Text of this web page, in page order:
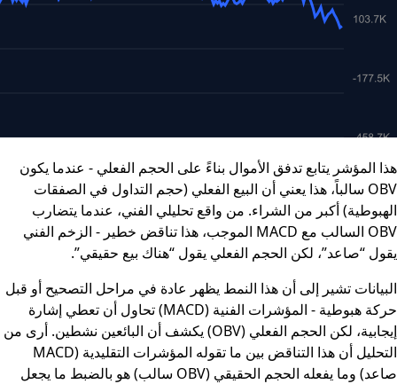
هذا المؤشر يتابع تدفق الأموال بناءً على الحجم الفعلي - عندما يكون
OBV سالباً، هذا يعني أن البيع الفعلي (حجم التداول في الصفقات
الهبوطية) أكبر من الشراء. من واقع تحليلي الفني، عندما يتضارب
OBV السالب مع MACD الموجب، هذا تناقض خطير - الزخم الفني
يقول “صاعد”، لكن الحجم الفعلي يقول “هناك بيع حقيقي”.
البيانات تشير إلى أن هذا النمط يظهر عادة في مراحل التصحيح أو قبل
حركة هبوطية - المؤشرات الفنية (MACD) تحاول أن تعطي إشارة
إيجابية، لكن الحجم الفعلي (OBV) يكشف أن البائعين نشطين. أرى من
التحليل أن هذا التناقض بين ما تقوله المؤشرات التقليدية (MACD
صاعد) وما يفعله الحجم الحقيقي (OBV سالب) هو بالضبط ما يجعل